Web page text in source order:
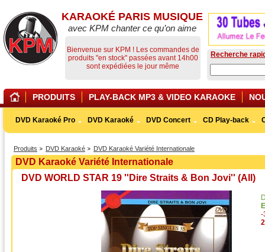
Produits DVD Karaoké DVD Karaoké Variété Internationale
DVD Karaoké Variété Internationale
DVD WORLD STAR 19 ''Dire Straits & Bon Jovi'' (All)
-
KARAOKÉ PARIS MUSIQUE
avec KPM chanter ce qu’on aime
Bienvenue sur KPM ! Les commandes de
produits "en stock" passées avant 14h00
sont expédiées le jour même
Recherche
PRODUITS PLAY-BACK MP3 & VIDEO KARAOKE
DVD Karaoké Pro DVD Karaoké DVD Concert CD Play-back